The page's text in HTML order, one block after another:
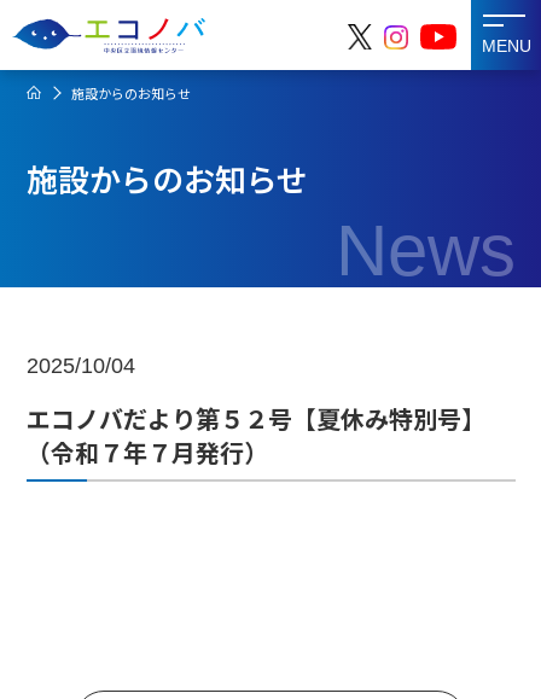
MENU
施設からのお知らせ
施設からのお知らせ
News
2025/10/04
エコノバだより第５２号【夏休み特別号】
（令和７年７月発行）